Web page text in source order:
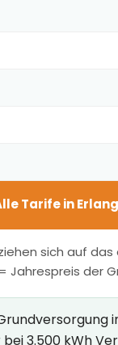
Tarife in
sich auf
Jahrespreis der
3.500 kWh